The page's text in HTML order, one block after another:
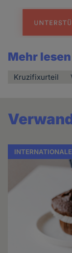
Mehr
Kruzifixurteil